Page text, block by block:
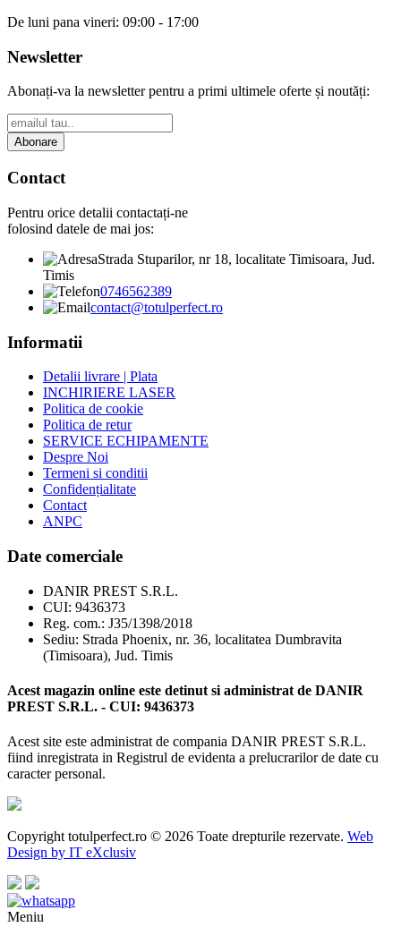
De luni pana vineri: 09:00 - 17:00
Newsletter
Abonați-va la newsletter pentru a primi ultimele oferte și noutăți:
Abonare
Contact
Pentru orice detalii contactați-ne
folosind datele de mai jos:
Strada Stuparilor, nr 18, localitate Timisoara, Jud.
Timis
0746562389
contact@totulperfect.ro
Informatii
Detalii livrare | Plata
INCHIRIERE LASER
Politica de cookie
Politica de retur
SERVICE ECHIPAMENTE
Despre Noi
Termeni si conditii
Confidențialitate
Contact
ANPC
Date comerciale
DANIR PREST S.R.L.
CUI: 9436373
Reg. com.: J35/1398/2018
Sediu: Strada Phoenix, nr. 36, localitatea Dumbravita
(Timisoara), Jud. Timis
Acest magazin online este detinut si administrat de DANIR
PREST S.R.L. - CUI: 9436373
Acest site este administrat de compania DANIR PREST S.R.L.
fiind inregistrata in Registrul de evidenta a prelucrarilor de date cu
caracter personal.
Copyright totulperfect.ro © 2026 Toate drepturile rezervate. Web
Design by IT eXclusiv
Meniu